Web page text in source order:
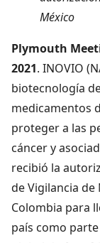
México
Plymouth
2021. INOVIO
biotecnología
medicamentos
proteger a las
cáncer y
recibió la
de Vigilancia
Colombia para
país como